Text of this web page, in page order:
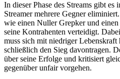
In dieser Phase des Streams gibt
Streamer mehrere Gegner
wie einen Nuller Grepker und einen
seine Kontrahenten verteidigt.
muss sich mit niedriger Lebenskraft
schließlich den Sieg davontragen.
über seine Erfolge und kritisiert
gegenüber unfair vorgehen.